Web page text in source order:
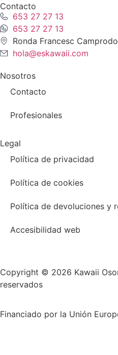
Contacto
653 27 27 13
653 27 27 13
Ronda Francesc
hola@eskawaii.com
Nosotros
Contacto
Profesionales
Legal
Política de privacidad
Política de cookies
Política de devoluciones y
Accesibilidad web
Copyright © 2026 Kawaii
reservados
Financiado por la Unión